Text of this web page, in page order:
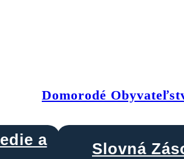
Domorodé
a Slovná